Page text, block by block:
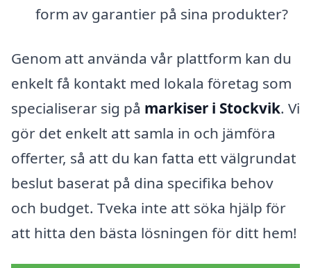
form av garantier på sina produkter?
Genom att använda vår plattform kan du
enkelt få kontakt med lokala företag som
specialiserar sig på markiser i Stockvik. Vi
gör det enkelt att samla in och jämföra
offerter, så att du kan fatta ett välgrundat
beslut baserat på dina specifika behov
och budget. Tveka inte att söka hjälp för
att hitta den bästa lösningen för ditt hem!